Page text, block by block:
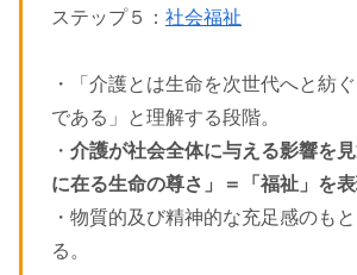
ステップ５： 社会福祉
・「介護とは生命を次世代へと紡ぐ
である」と理解する段階。
・ 介護が社会全体に与える影響を
に在る生命の尊さ」＝「福祉」を表
・物質的及び精神的な充足感のも
る。